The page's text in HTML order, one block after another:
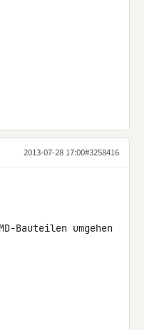
2013-07-28 17:00#3258416
Bauteilen umgehen